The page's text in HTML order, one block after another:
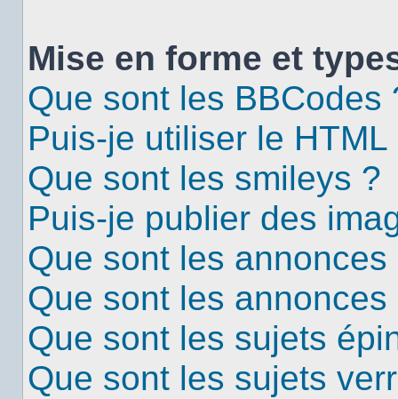
Mise en forme et
Que sont les BBCodes
Puis-je utiliser le HTML
Que sont les smileys ?
Puis-je publier des
Que sont les
Que sont les annonces
Que sont les sujets
Que sont les sujets